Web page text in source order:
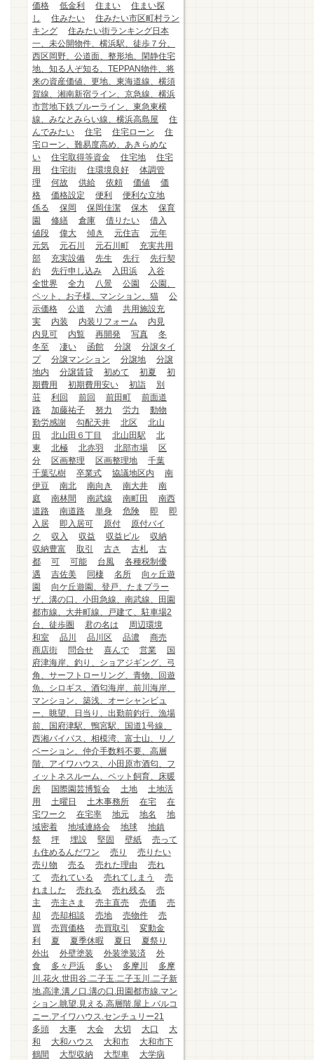
価格
低金利 住まい
住まい探
し
住みたい
住みたい市区町村ラン
キング
住みたい街ランキング日本
一、未公開物件、横浜駅、徒歩７分、
西区岡野、公道面、整形地、閑静住宅
地、知る人ぞ知る、TEPPAN物件、将
来の資産価値、更地、東海道線、横須
賀線、湘南新宿ライン、京急線、横浜
市営地下鉄ブルーライン、東急東横
線、みなとみらい線、横浜高島屋
住
んでみたい
住宅 住宅ローン
住
宅ローン、難易度高め、あきらめな
い
住宅取得等資金 住宅地
住宅
用
住宅街 住環境良好
体調管
理
何故 供給 依頼 価値
価
格
価格設定 便利
便利な立地
係る
保岡 保岡佳潔 保木
保育
園
修繕 倉庫 借りたい
借入
値段
偉大 傾き 元住吉
元年
元気
元石川 元石川町
充実共用
部
充実設備 先生 先行
先行契
約
先行申し込み 入田浜
入谷
全世界
全力 八景 公園
公園、
ペット、お子様、マンション、猫
公
示価格
公道 六浦
共用施設充
実
内装 内装リフォーム
内見
内見可
内覧 再開発 写真
冬
冬至
凄い 函館 分譲
分譲タイ
プ
分譲マンション 分譲地
分譲
地内
分譲賃貸 初めて 初夏
初
期費用
初期費用安い 初詣
別
荘
利回 前回 前田町
前面道
路
加藤祐子 努力 労力
動物
勤労感謝
勾配天井 北区
北山
田
北山田６丁目 北山田駅
北
東
北極 北赤羽 北部市場
区
分
区画整理 区画整理地
千葉
千葉弘樹
卒業式 協議地区内
南
伊豆
南北 南向き 南大井
南
庭
南林間 南武線 南町田
南西
道路
南道路 単身 危険 即
即
入居
即入居可 原付
原付バイ
ク
収入 収益 収益ビル
収納
収納豊富
取引 古さ 古札
古
都
可 可能 台風
各種税制優
遇
吉佐美 同棲 名所
向ヶ丘遊
園
向ケ丘遊園、登戸、たまプラー
ザ、溝の口、小田急線、南武線、田園
都市線、大井町線、戸建て、駐車場2
台、徒歩圏
君の名は
周辺環境
和室
品川 品川区 品濃
商売
商店街
問合せ 喜んで 営業
国
府津海岸、釣り、ショアジギング、弓
角、サーフトローリング、青物、回遊
魚、シロギス、酒匂海岸、前川海岸、
マンション、築浅、オーシャンビュ
ー、眺望、日当り、出勤前釣行、漁場
前、国府津駅、鴨宮駅、国道1号線、
西湘バイパス、相模湾、富士山、リノ
ベーション、仲介手数料不要、高層
階、アイワハウス、小田原市酒匂、フ
ィットネスルーム、ペット飼育、床暖
房
国際園芸博覧会 土地
土地活
用
土曜日 土木事務所 在宅
在
宅ワーク
在宅率 地元 地名
地
域密着
地域連絡会 地球
地鎮
祭
坪 埋設 堅固 壁紙
売って
も住めるんだワン
売り
売りたい
売り物
売る 売れた理由
売れ
て
売れている 売れてしまう
売
れました
売れる 売れ残る
売
主
売主さま 売主直売 売価
売
却
売却相談 売地 売物件
売
買
売買価格 売買取引
変動金
利
夏 夏季休暇 夏日
夏祭り
外出
外壁塗装 外装塗装済
外
食
多々戸浜 多い 多摩川
多摩
川.花火.世田谷.二子玉.二子玉川.二子新
地.高津.溝ノ口.溝の口.田園都市線.マン
ション.眺望.見える.高層階.屋上.バルコ
ニー.アイワハウス.センチュリー21
多頭
大事 大会 大切 大口
大
和
大和ハウス 大和市
大和市下
鶴間
大型収納 大型車
大学病